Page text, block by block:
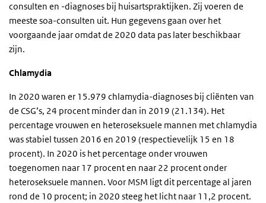
consulten en -diagnoses bij huisartspraktijken. Zij voeren de
meeste soa-consulten uit. Hun gegevens gaan over het
voorgaande jaar omdat de 2020 data pas later beschikbaar
zijn.
Chlamydia
In 2020 waren er 15.979 chlamydia-diagnoses bij cliënten van
de CSG’s, 24 procent minder dan in 2019 (21.134). Het
percentage vrouwen en heteroseksuele mannen met chlamydia
was stabiel tussen 2016 en 2019 (respectievelijk 15 en 18
procent). In 2020 is het percentage onder vrouwen
toegenomen naar 17 procent en naar 22 procent onder
heteroseksuele mannen. Voor MSM ligt dit percentage al jaren
rond de 10 procent; in 2020 steeg het licht naar 11,2 procent.